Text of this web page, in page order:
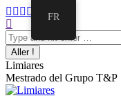
Limiares
Mestrado del Grupo T&P
FR